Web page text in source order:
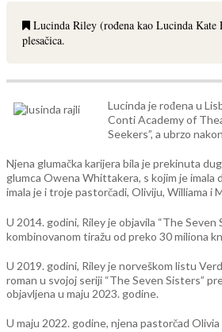
Lucinda Riley (rođena kao Lucinda
plesačica.
Lucinda je rođena u
Conti Academy of
Seekers”, a ubrzo
Njena glumačka karijera bila je prekinuta
glumca Owena Whittakera, s kojim je imala
imala je i troje pastorčadi, Oliviju, Williama i
U 2014. godini, Riley je objavila “The
kombinovanom tiražu od preko 30 miliona
U 2019. godini, Riley je norveškom listu
roman u svojoj seriji “The Seven Sisters”
objavljena u maju 2023. godine.
U maju 2022. godine, njena pastorčad